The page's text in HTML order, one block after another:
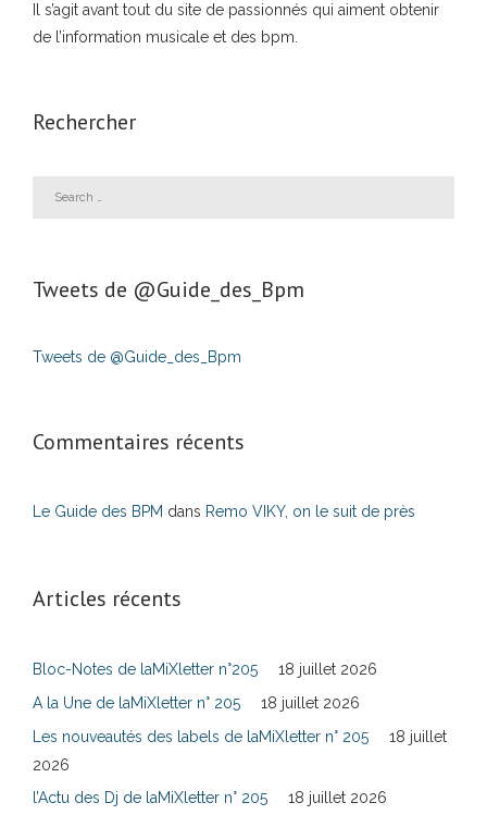
Il s’agit avant tout du site de passionnés qui aiment obtenir
de l’information musicale et des bpm.
Rechercher
Tweets de ‎@Guide_des_Bpm
Tweets de @Guide_des_Bpm
Commentaires récents
Le Guide des BPM dans Remo VIKY, on le suit de près
Articles récents
Bloc-Notes de laMiXletter n°205
18 juillet 2026
A la Une de laMiXletter n° 205
18 juillet 2026
Les nouveautés des labels de laMiXletter n° 205
18 juillet
2026
l’Actu des Dj de laMiXletter n° 205
18 juillet 2026